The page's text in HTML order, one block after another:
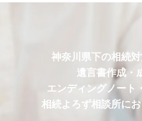
神奈川県下の相続対
遺言書作成・
エンディングノート
相続よろず相談所に